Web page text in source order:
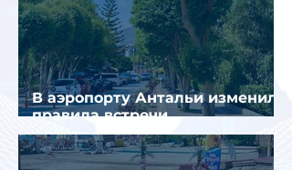
В аэропорту Антальи изменили
правила встречи
организованных туристов